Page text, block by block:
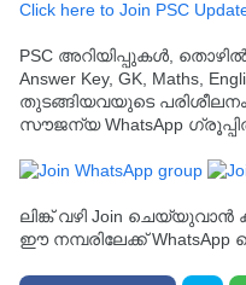
Click here to Join PSC
PSC അറിയിപ്പുകൾ,
Answer Key, GK, Maths,
തുടങ്ങിയവയുടെ
സൗജന്യ WhatsApp
ലിങ്ക് വഴി Join ചെയ്യുവാൻ
ഈ നമ്പരിലേക്ക് WhatsApp